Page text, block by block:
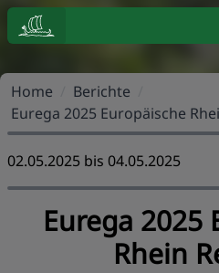
Home Berichte
Eurega 2025 Europäische
02.05.2025 bis 04.05.2025
Eurega 2025
Rhein